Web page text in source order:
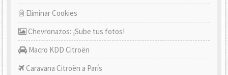
Eliminar Cookies
Chevronazos: ¡Sube tus fotos!
Macro KDD Citroën
Caravana Citroën a París